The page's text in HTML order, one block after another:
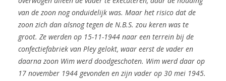
van de zoon nog onduidelijk was. Maar het risico dat de
zoon zich dan alsnog tegen de N.B.S. zou keren was te
groot. Ze werden op 15-11-1944 naar een terrein bij de
confectiefabriek van Pley gelokt, waar eerst de vader en
daarna zoon Wim werd doodgeschoten. Wim werd daar op
17 november 1944 gevonden en zijn vader op 30 mei 1945.